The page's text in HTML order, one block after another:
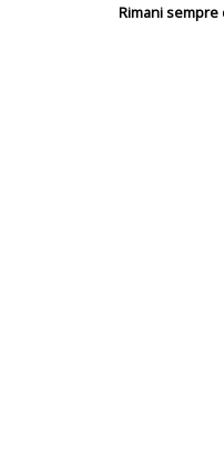
Rimani sempre